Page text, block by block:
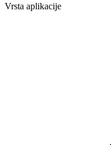
Vrsta aplikacije